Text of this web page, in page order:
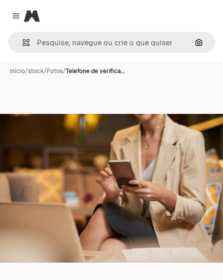
Close menu
Magnific
Início/stock/Fotos/Telefone de verifica…